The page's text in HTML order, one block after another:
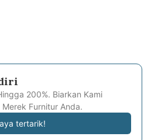
200%. Biarkan Kami
Furnitur Anda.
tertarik!